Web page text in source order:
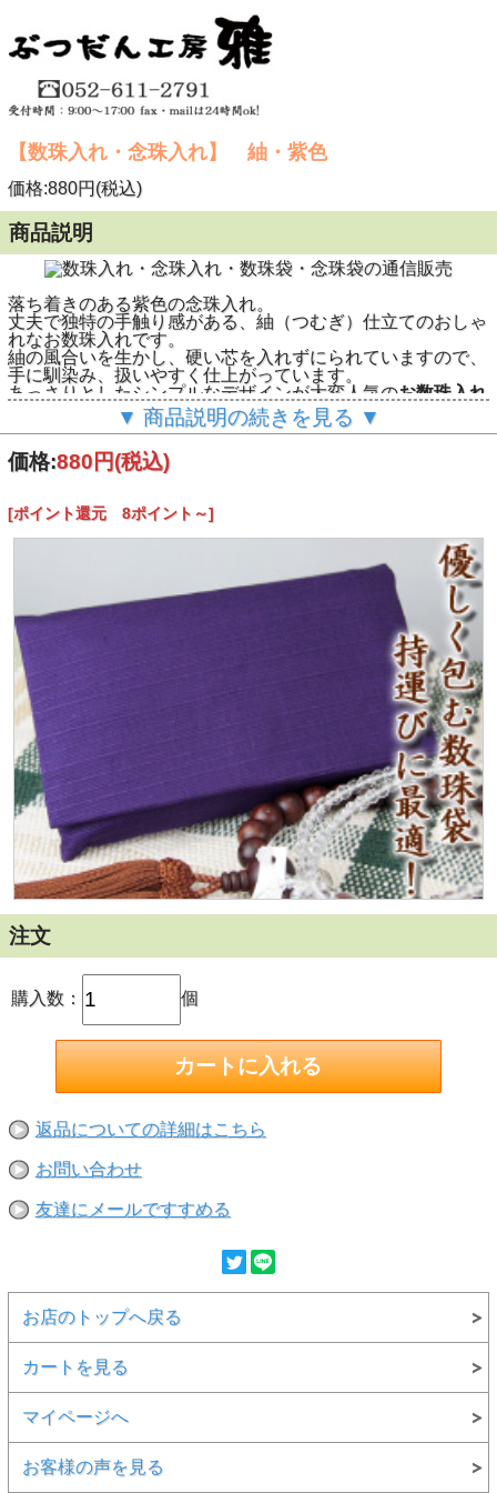
【数珠入れ・念珠入れ】 紬・紫色
価格:880円(税込)
商品説明
落ち着きのある紫色の念珠入れ。
丈夫で独特の手触り感がある、紬（つむぎ）仕立てのおしゃ
れなお数珠入れです。
紬の風合いを生かし、硬い芯を入れずにられていますので、
手に馴染み、扱いやすく仕上がっています。
あっさりとしたシンプルなデザインが大変人気のお数珠入れ
です。
■数珠入れサイズ：16cm×10cm
持運びにも最適なちょうどいいサイズ。
【数珠入れ・数珠袋-紬・紫】 の詳細
■商品番号：nb0003
▼ 商品説明の続きを見る ▼
価格:880円(税込)
[ポイント還元 8ポイント～]
注文
購入数： 個
返品についての詳細はこちら
お問い合わせ
友達にメールですすめる
お店のトップへ戻る
カートを見る
マイページへ
お客様の声を見る